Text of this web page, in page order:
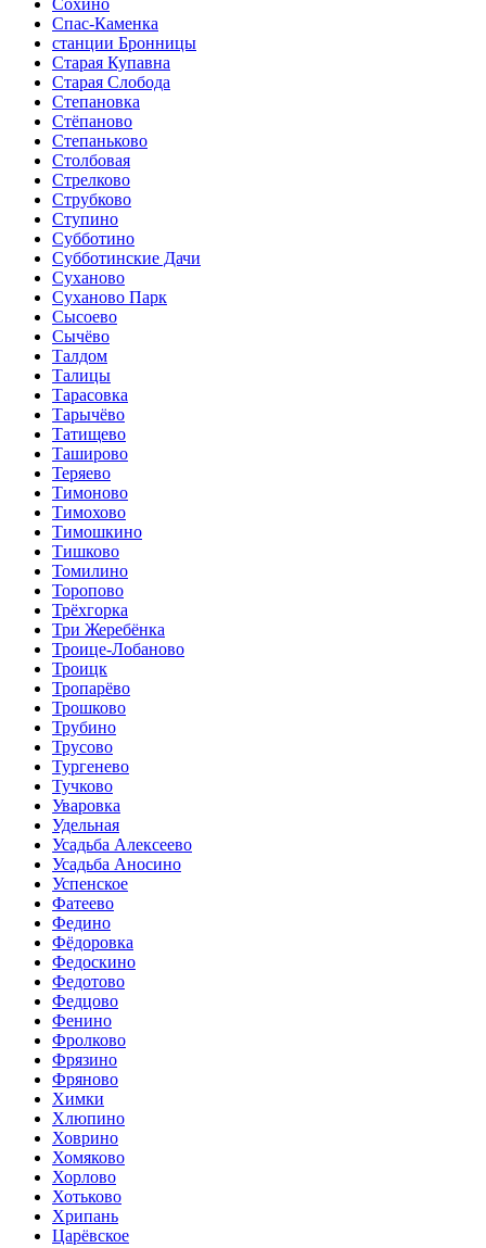
Сохино
Спас-Каменка
станции Бронницы
Старая Купавна
Старая Слобода
Степановка
Стёпаново
Степаньково
Столбовая
Стрелково
Струбково
Ступино
Субботино
Субботинские Дачи
Суханово
Суханово Парк
Сысоево
Сычёво
Талдом
Талицы
Тарасовка
Тарычёво
Татищево
Таширово
Теряево
Тимоново
Тимохово
Тимошкино
Тишково
Томилино
Торопово
Трёхгорка
Три Жеребёнка
Троице-Лобаново
Троицк
Тропарёво
Трошково
Трубино
Трусово
Тургенево
Тучково
Уваровка
Удельная
Усадьба Алексеево
Усадьба Аносино
Успенское
Фатеево
Федино
Фёдоровка
Федоскино
Федотово
Федцово
Фенино
Фролково
Фрязино
Фряново
Химки
Хлюпино
Ховрино
Хомяково
Хорлово
Хотьково
Хрипань
Царёвское